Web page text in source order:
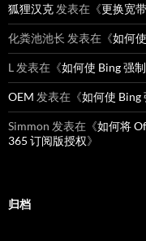
狐狸汉克 发表在《更换宽
化粪池池长 发表在《如何
L 发表在《如何使 Bing 强
OEM 发表在《如何使 Bing
Simmon 发表在《如何将
365 订阅版授权》
归档